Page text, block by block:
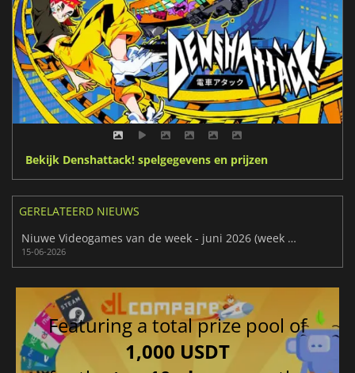
Bekijk Denshattack! spelgegevens en prijzen
GERELATEERD NIEUWS
Niuwe Videogames van de week - juni 2026 (week 25)
15-06-2026
Featuring a total prize pool of
1,000 USDT